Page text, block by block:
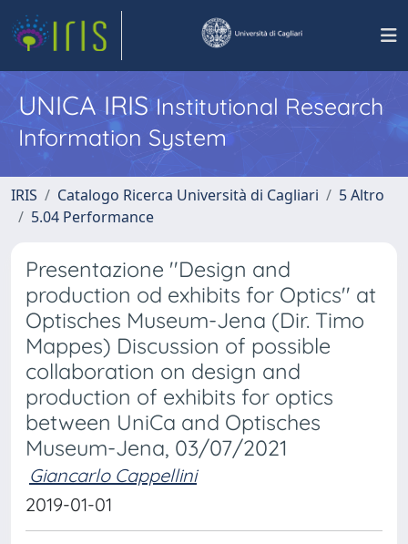
UNICA IRISInstitutional Research
Information System
IRIS Catalogo Ricerca Università di Cagliari
5 Altro
5.04 Performance
Presentazione ''Design and
production od exhibits for Optics'' at
Optisches Museum-Jena (Dir. Timo
Mappes) Discussion of possible
collaboration on design and
production of exhibits for optics
between UniCa and Optisches
Museum-Jena, 03/07/2021
Giancarlo Cappellini
2019-01-01